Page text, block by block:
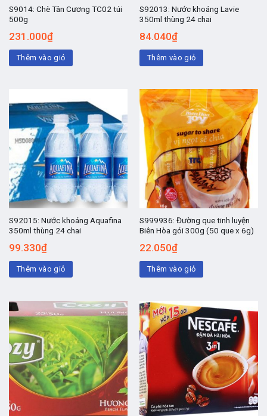
S9014: Chè Tân Cương TC02 túi
500g
231.000₫
Thêm vào giỏ
S92013: Nước khoáng Lavie
350ml thùng 24 chai
84.040₫
Thêm vào giỏ
S92015: Nước khoáng Aquafina
350ml thùng 24 chai
99.330₫
Thêm vào giỏ
S999936: Đường que tinh luyện
Biên Hòa gói 300g (50 que x 6g)
22.050₫
Thêm vào giỏ